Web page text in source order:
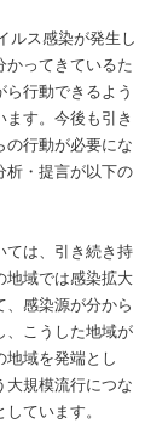
ルス感染が発生し
かってきているた
行動できるよう
す。今後も引き
の行動が必要にな
析・提言が以下の
は、引き続き持
地域では感染拡大
感染源が分から
、こうした地域が
地域を発端とし
大規模流行につな
ています。